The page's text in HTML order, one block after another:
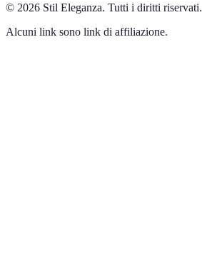
© 2026 Stil Eleganza. Tutti i diritti riservati.
Alcuni link sono link di affiliazione.